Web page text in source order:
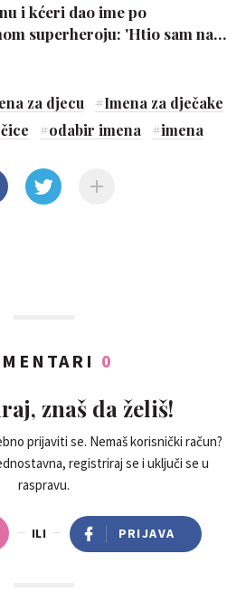
i kćeri dao ime po
superheroju: 'Htio sam nam
i prezime, ali supruga je
za djecu #Imena za dječake
#odabir imena #imena
0
znaš da želiš!
prijaviti se. Nemaš korisnički račun?
registriraj se i uključi se u
raspravu.
ILI PRIJAVA